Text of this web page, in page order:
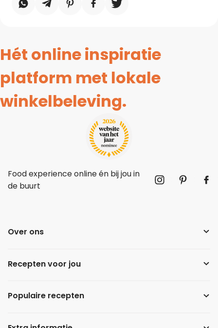
Hét online inspiratie
platform met lokale
winkelbeleving.
Food experience online én bij jou in
de buurt
Over ons
Recepten voor jou
Populaire recepten